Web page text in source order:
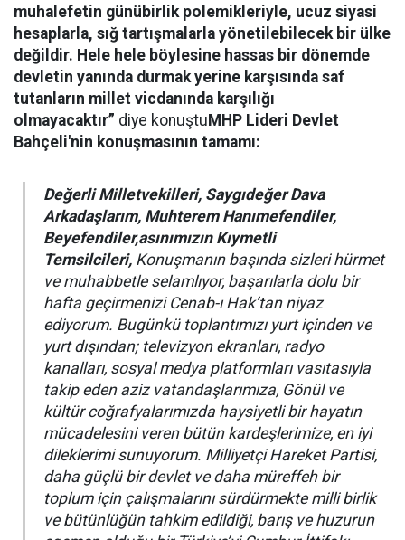
muhalefetin günübirlik polemikleriyle, ucuz siyasi
hesaplarla, sığ tartışmalarla yönetilebilecek bir ülke
değildir. Hele hele böylesine hassas bir dönemde
devletin yanında durmak yerine karşısında saf
tutanların millet vicdanında karşılığı
olmayacaktır” diye konuştu MHP Lideri Devlet
Bahçeli'nin konuşmasının tamamı:
Değerli Milletvekilleri, Saygıdeğer Dava
Arkadaşlarım, Muhterem Hanımefendiler,
Beyefendiler,asınımızın Kıymetli
Temsilcileri, Konuşmanın başında sizleri hürmet
ve muhabbetle selamlıyor, başarılarla dolu bir
hafta geçirmenizi Cenab-ı Hak’tan niyaz
ediyorum. Bugünkü toplantımızı yurt içinden ve
yurt dışından; televizyon ekranları, radyo
kanalları, sosyal medya platformları vasıtasıyla
takip eden aziz vatandaşlarımıza, Gönül ve
kültür coğrafyalarımızda haysiyetli bir hayatın
mücadelesini veren bütün kardeşlerimize, en iyi
dileklerimi sunuyorum. Milliyetçi Hareket Partisi,
daha güçlü bir devlet ve daha müreffeh bir
toplum için çalışmalarını sürdürmekte milli birlik
ve bütünlüğün tahkim edildiği, barış ve huzurun